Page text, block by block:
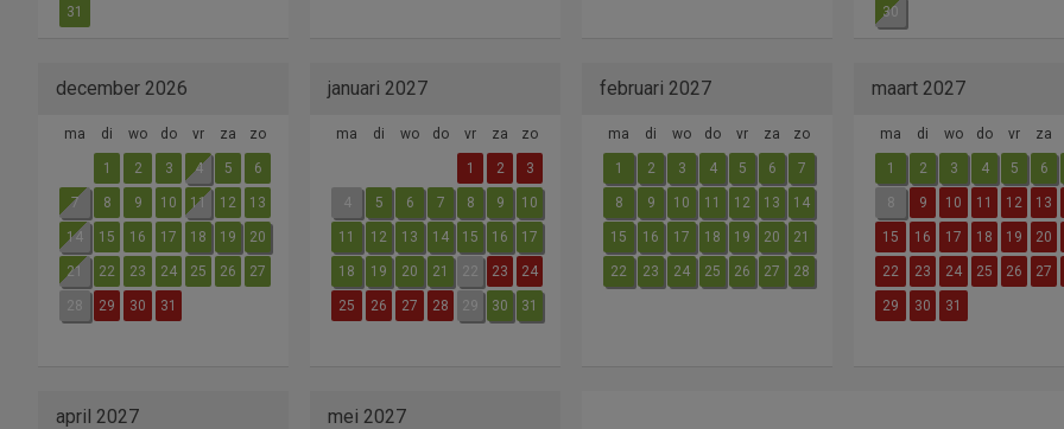
31 30
december 2026
ma di wo do vr za zo
1 2 3 4 5 6
7 8 9 10 11 12 13
14 15 16 17 18 19 20
21 22 23 24 25 26 27
28 29 30 31
januari 2027
ma di wo do vr za zo
1 2 3
4 5 6 7 8 9 10
11 12 13 14 15 16 17
18 19 20 21 22 23 24
25 26 27 28 29 30 31
februari 2027
ma di wo do vr za zo
1 2 3 4 5 6 7
8 9 10 11 12 13 14
15 16 17 18 19 20 21
22 23 24 25 26 27 28
maart 2027
ma di wo do vr za
1 2 3 4 5 6
8 9 10 11 12 13
15 16 17 18 19 20
22 23 24 25 26 27
29 30 31
april 2027 mei 2027